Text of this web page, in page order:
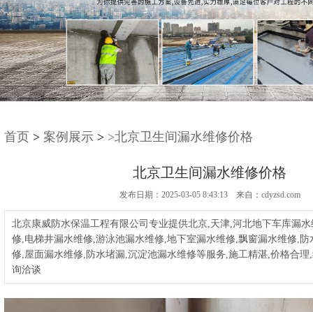
首页 > 案例展示 > >北京卫生间漏水维修价格
北京卫生间漏水维修价格
发布日期：2025-03-05 8:43:13 来自：cdyzsd.com
北京康威防水保温工程有限公司专业提供北京,天津,河北地下车库漏
修,电梯井漏水维修,游泳池漏水维修,地下室漏水维修,飘窗漏水维修,
修,屋面漏水维修,防水堵漏,沉淀池漏水维修等服务,施工精湛,价格合
询洽谈